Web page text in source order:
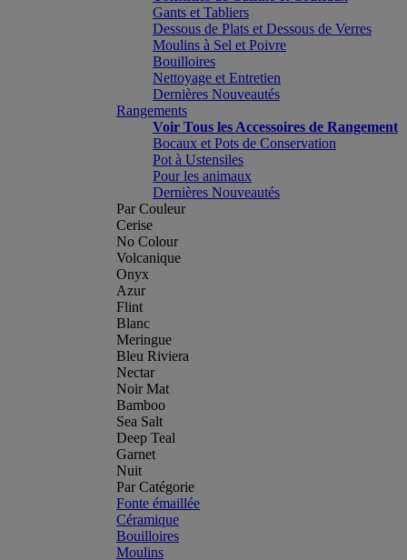
Gants et Tabliers
Dessous de Plats et Dessous de Verres
Moulins à Sel et Poivre
Bouilloires
Nettoyage et Entretien
Dernières Nouveautés
Rangements
Voir Tous les Accessoires de Rangement
Bocaux et Pots de Conservation
Pot à Ustensiles
Pour les animaux
Dernières Nouveautés
Par Couleur
Cerise
No Colour
Volcanique
Onyx
Azur
Flint
Blanc
Meringue
Bleu Riviera
Nectar
Noir Mat
Bamboo
Sea Salt
Deep Teal
Garnet
Nuit
Par Catégorie
Fonte émaillée
Céramique
Bouilloires
Moulins